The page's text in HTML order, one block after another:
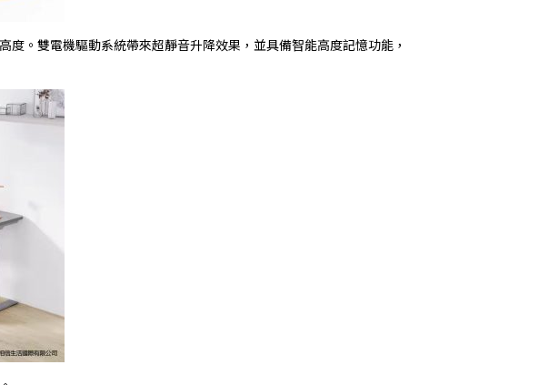
。雙電機驅動系統帶來超靜音升降效果，並具備智能高度記憶功能，